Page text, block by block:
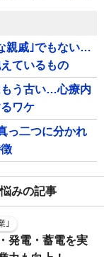
親戚｣でもない…
ているもの
もう古い…心療内
ワケ
っ二つに分かれ
みの記事
｣
発電・蓄電を実